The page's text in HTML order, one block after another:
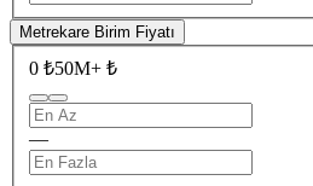
Metrekare Birim Fiyatı
0 ₺50M+ ₺
—